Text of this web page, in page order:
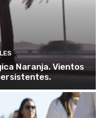
Naranja. Vientos